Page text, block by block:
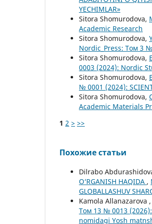
YECHIMLAR»
Sitora Shomurodova,
Academic Research
Sitora Shomurodova,
Nordic_Press: Том 3
Sitora Shomurodova,
0003 (2024): Nordic
Sitora Shomurodova,
№ 0001 (2024):
Sitora Shomurodova,
Academic Materials
1 2 > >>
Похожие статьи
Dilrabo
O‘RGANISH HAQIDA ,
GLOBALLASHUV
Kamola Allanazarova ,
Том 13 № 0013
nomidagi Yosh